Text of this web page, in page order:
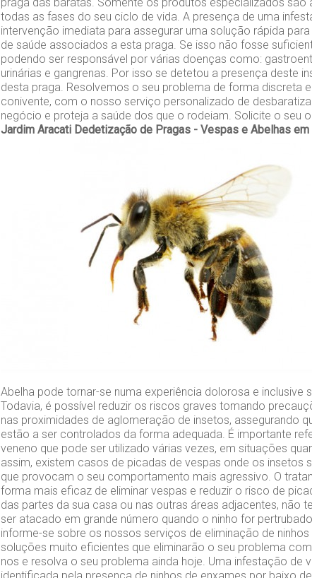
todas as fases do seu ciclo de vida. A presença de uma
intervenção imediata para assegurar uma solução rápida
de saúde associados a esta praga. Se isso não fosse
podendo ser responsável por várias doenças como:
urinárias e gangrenas. Por isso se detetou a presença deste
desta praga. Resolvemos o seu problema de forma discreta
conivente, com o nosso serviço personalizado de
negócio e proteja a saúde dos que o rodeiam. Solicite o seu
Jardim Aracati Dedetização de Pragas - Vespas e Abelhas
Abelha pode tornar-se numa experiência dolorosa e inclusive
Todavia, é possível reduzir os riscos graves tomando
nas proximidades de aglomeração de insetos, assegurando
estão a ser controlados da forma adequada. É importante
veneno que pode ser utilizado várias vezes, em situações
assim, existem casos de picadas de vespas onde os insetos
que provocam o seu comportamento mais agressivo. O
forma mais eficaz de eliminar vespas e reduzir o risco de
das partes da sua casa ou nas outras áreas adjacentes, não
ser atacado em grande número quando o ninho for
informe-se sobre os nossos serviços de eliminação de
soluções muito eficientes que eliminarão o seu problema
nos e resolva o seu problema ainda hoje. Uma infestação de
identificada pela presença de ninhos de enxames por baixo